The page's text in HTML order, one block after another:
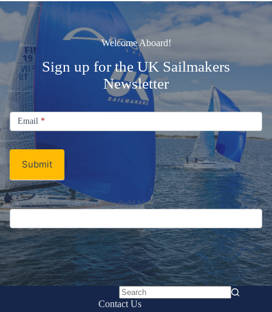
Welcome Aboard!
Sign up for the UK Sailmakers
Newsletter
Signup
Email
Newsletter
Email *
Submit
If you are human, leave this field blank.
No
Contact Us